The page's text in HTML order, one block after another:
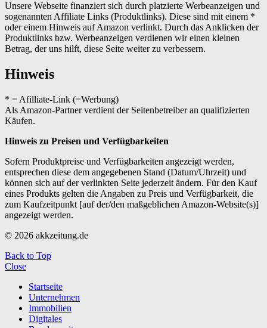
Unsere Webseite finanziert sich durch platzierte Werbeanzeigen und
sogenannten Affiliate Links (Produktlinks). Diese sind mit einem *
oder einem Hinweis auf Amazon verlinkt. Durch das Anklicken der
Produktlinks bzw. Werbeanzeigen verdienen wir einen kleinen
Betrag, der uns hilft, diese Seite weiter zu verbessern.
Hinweis
* = Afilliate-Link (=Werbung)
Als Amazon-Partner verdient der Seitenbetreiber an qualifizierten
Käufen.
Hinweis zu Preisen und Verfügbarkeiten
Sofern Produktpreise und Verfügbarkeiten angezeigt werden,
entsprechen diese dem angegebenen Stand (Datum/Uhrzeit) und
können sich auf der verlinkten Seite jederzeit ändern. Für den Kauf
eines Produkts gelten die Angaben zu Preis und Verfügbarkeit, die
zum Kaufzeitpunkt [auf der/den maßgeblichen Amazon-Website(s)]
angezeigt werden.
© 2026 akkzeitung.de
Back to Top
Close
Startseite
Unternehmen
Immobilien
Digitales